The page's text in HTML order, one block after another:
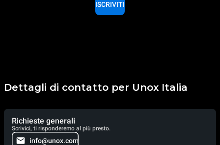
ISCRIVITI
Dettagli di contatto per Unox Italia
Richieste generali
Scrivici, ti risponderemo al più presto.
info@unox.com